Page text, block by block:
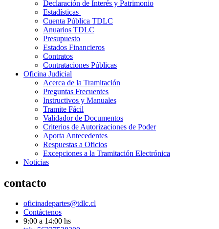
Declaración de Interés y Patrimonio
Estadísticas
Cuenta Pública TDLC
Anuarios TDLC
Presupuesto
Estados Financieros
Contratos
Contrataciones Públicas
Oficina Judicial
Acerca de la Tramitación
Preguntas Frecuentes
Instructivos y Manuales
Tramite Fácil
Validador de Documentos
Criterios de Autorizaciones de Poder
Aporta Antecedentes
Respuestas a Oficios
Excepciones a la Tramitación Electrónica
Noticias
contacto
oficinadepartes@tdlc.cl
Contáctenos
9:00 a 14:00 hs